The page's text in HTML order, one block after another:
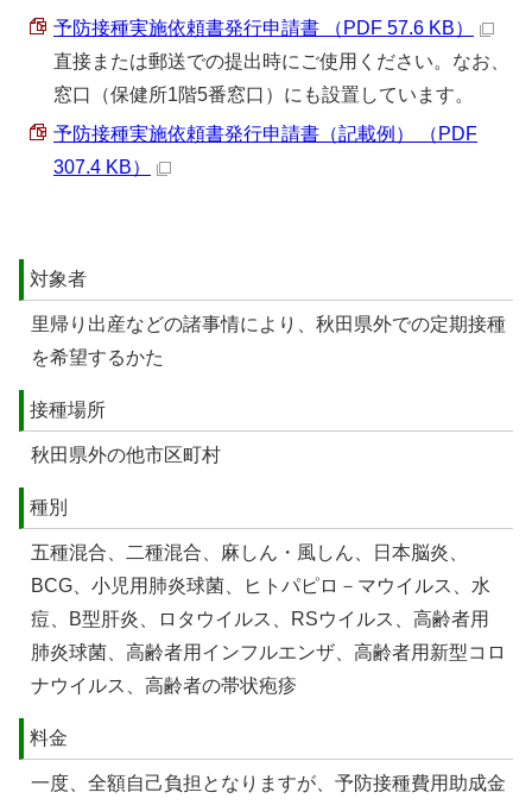
予防接種実施依頼書発行申請書 （PDF 57.6 KB）
直接または郵送での提出時にご使用ください。なお、
窓口（保健所1階5番窓口）にも設置しています。
予防接種実施依頼書発行申請書（記載例） （PDF
307.4 KB）
対象者
里帰り出産などの諸事情により、秋田県外での定期接種
を希望するかた
接種場所
秋田県外の他市区町村
種別
五種混合、二種混合、麻しん・風しん、日本脳炎、
BCG、小児用肺炎球菌、ヒトパピロ－マウイルス、水
痘、B型肝炎、ロタウイルス、RSウイルス、高齢者用
肺炎球菌、高齢者用インフルエンザ、高齢者用新型コロ
ナウイルス、高齢者の帯状疱疹
料金
一度、全額自己負担となりますが、予防接種費用助成金